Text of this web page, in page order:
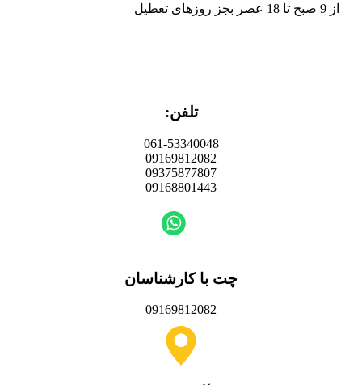
از 9 صبح تا 18 عصر بجز روزهای تعطیل
تلفن:
061-53340048
09169812082
09375877807
09168801443
چت با کارشناسان
09169812082